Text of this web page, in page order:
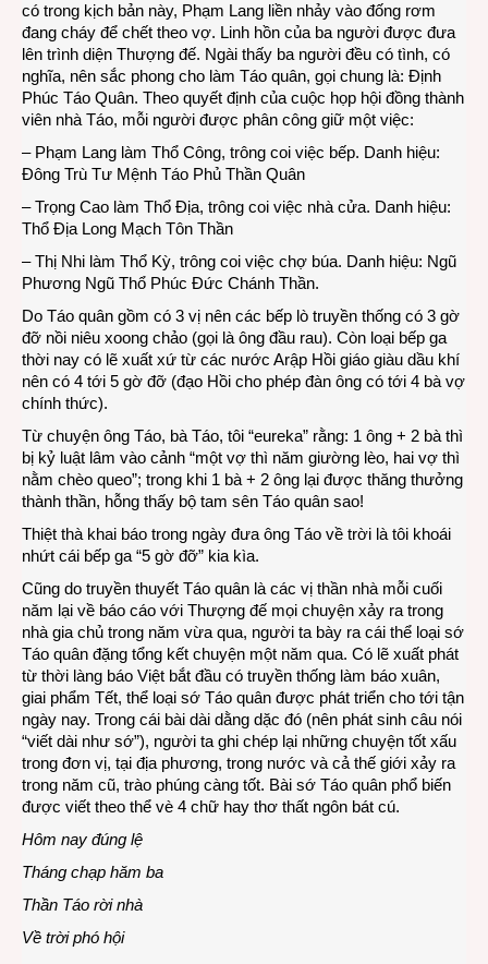
có trong kịch bản này, Phạm Lang liền nhảy vào đống rơm
đang cháy để chết theo vợ. Linh hồn của ba người được đưa
lên trình diện Thượng đế. Ngài thấy ba người đều có tình, có
nghĩa, nên sắc phong cho làm Táo quân, gọi chung là: Định
Phúc Táo Quân. Theo quyết định của cuộc họp hội đồng thành
viên nhà Táo, mỗi người được phân công giữ một việc:
– Phạm Lang làm Thổ Công, trông coi việc bếp. Danh hiệu:
Đông Trù Tư Mệnh Táo Phủ Thần Quân
– Trọng Cao làm Thổ Địa, trông coi việc nhà cửa. Danh hiệu:
Thổ Địa Long Mạch Tôn Thần
– Thị Nhi làm Thổ Kỳ, trông coi việc chợ búa. Danh hiệu: Ngũ
Phương Ngũ Thổ Phúc Đức Chánh Thần.
Do Táo quân gồm có 3 vị nên các bếp lò truyền thống có 3 gờ
đỡ nồi niêu xoong chảo (gọi là ông đầu rau). Còn loại bếp ga
thời nay có lẽ xuất xứ từ các nước Arập Hồi giáo giàu dầu khí
nên có 4 tới 5 gờ đỡ (đạo Hồi cho phép đàn ông có tới 4 bà vợ
chính thức).
Từ chuyện ông Táo, bà Táo, tôi “eureka” rằng: 1 ông + 2 bà thì
bị kỷ luật lâm vào cảnh “một vợ thì năm giường lèo, hai vợ thì
nằm chèo queo”; trong khi 1 bà + 2 ông lại được thăng thưởng
thành thần, hỗng thấy bộ tam sên Táo quân sao!
Thiệt thà khai báo trong ngày đưa ông Táo về trời là tôi khoái
nhứt cái bếp ga “5 gờ đỡ” kia kìa.
Cũng do truyền thuyết Táo quân là các vị thần nhà mỗi cuối
năm lại về báo cáo với Thượng đế mọi chuyện xảy ra trong
nhà gia chủ trong năm vừa qua, người ta bày ra cái thể loại sớ
Táo quân đặng tổng kết chuyện một năm qua. Có lẽ xuất phát
từ thời làng báo Việt bắt đầu có truyền thống làm báo xuân,
giai phẩm Tết, thể loại sớ Táo quân được phát triển cho tới tận
ngày nay. Trong cái bài dài dằng dặc đó (nên phát sinh câu nói
“viết dài như sớ”), người ta ghi chép lại những chuyện tốt xấu
trong đơn vị, tại địa phương, trong nước và cả thế giới xảy ra
trong năm cũ, trào phúng càng tốt. Bài sớ Táo quân phổ biến
được viết theo thể vè 4 chữ hay thơ thất ngôn bát cú.
Hôm nay đúng lệ
Tháng chạp hăm ba
Thần Táo rời nhà
Về trời phó hội